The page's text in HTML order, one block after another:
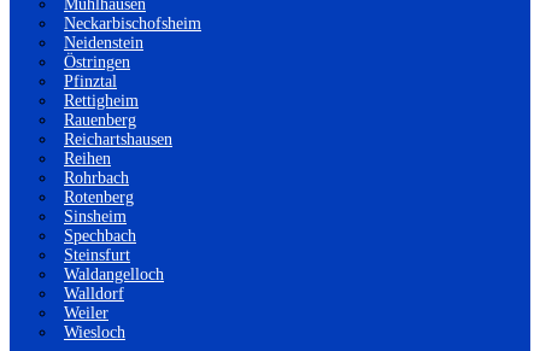
Mühlhausen
Neckarbischofsheim
Neidenstein
Östringen
Pfinztal
Rettigheim
Rauenberg
Reichartshausen
Reihen
Rohrbach
Rotenberg
Sinsheim
Spechbach
Steinsfurt
Waldangelloch
Walldorf
Weiler
Wiesloch